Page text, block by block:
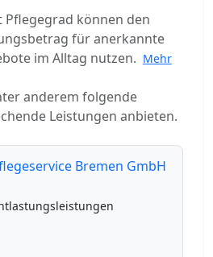
können den
für anerkannte
im Alltag nutzen. Mehr
anderem folgende
Leistungen anbieten.
Bremen GmbH